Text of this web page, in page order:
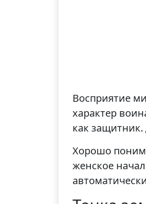
Восприятие
характер
как
Хорошо
женское